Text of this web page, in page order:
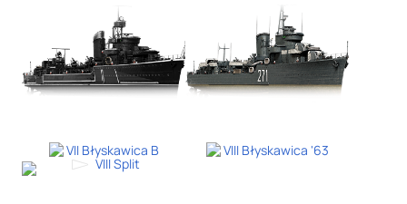
VII Błyskawica B
VIII Błyskawica '63
VIII Split